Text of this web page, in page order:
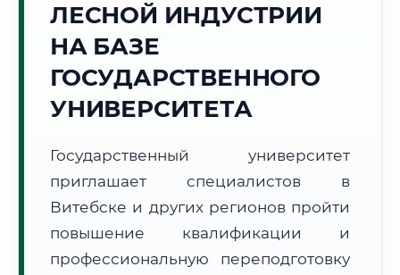
Погода в г. Витебск: 🌡️
🌅 Восход: 05:18
Световой день:15 ч. 33 мин.
Субъект:
Республика Беларусь
Тел. код:
+375 (212)
Почтовые индексы:
210000–210041
ЛЕСНОЙ ИНДУСТРИИ
НА БАЗЕ
ГОСУДАРСТВЕННОГО
УНИВЕРСИТЕТА
Государственный университет
приглашает специалистов в
Витебске и других регионов пройти
повышение квалификации и
профессиональную переподготовку